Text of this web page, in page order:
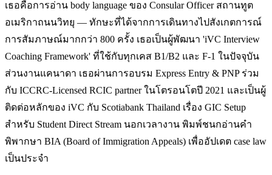
เธอคือการอ่าน body language ของ Consular Officer สถานทูต
อเมริกาถนนวิทยุ — ทักษะที่ได้จากการเดินทางไปสังเกตการณ์
การสัมภาษณ์มากกว่า 800 ครั้ง เธอเป็นผู้พัฒนา 'iVC Interview
Coaching Framework' ที่ใช้กับทุกเคส B1/B2 และ F-1 ในปัจจุบัน
ส่วนงานแคนาดา เธอผ่านการอบรม Express Entry & PNP ร่วม
กับ ICCRC-Licensed RCIC partner ในโตรอนโตปี 2021 และเป็นผู้
ติดต่อหลักของ iVC กับ Scotiabank Thailand เรื่อง GIC Setup
สำหรับ Student Direct Stream นอกเวลางาน พิมพ์ชนกอ่านคำ
พิพากษา BIA (Board of Immigration Appeals) เพื่ออัปเดต case law
เป็นประจำ